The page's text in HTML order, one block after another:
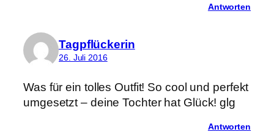
Antworten
Tagpflückerin
26. Juli 2016
Was für ein tolles Outfit! So cool und perfekt
umgesetzt – deine Tochter hat Glück! glg
Antworten